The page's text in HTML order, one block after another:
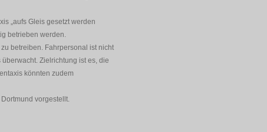
„aufs Gleis gesetzt werden
betrieben werden.
betreiben. Fahrpersonal ist nicht
Zielrichtung ist es, die
könnten zudem
vorgestellt.